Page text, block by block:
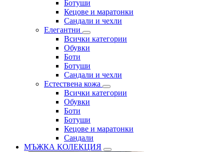
Ботуши
Кецове и маратонки
Сандали и чехли
Елегантни
Всички категории
Обувки
Боти
Ботуши
Сандали и чехли
Естествена кожа
Всички категории
Обувки
Боти
Ботуши
Кецове и маратонки
Сандали
МЪЖКА КОЛЕКЦИЯ